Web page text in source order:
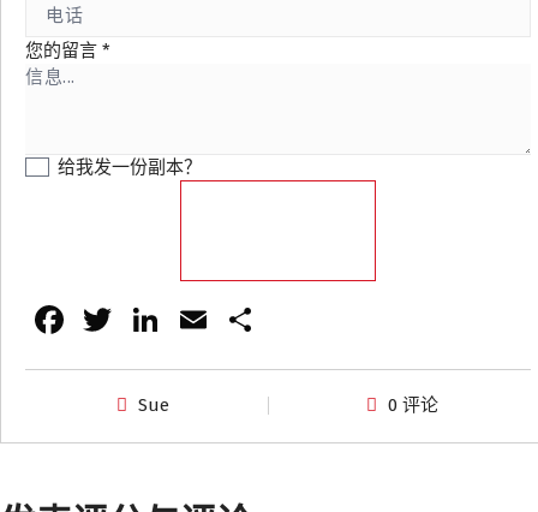
您的留言 *
给我发一份副本？
Fa
ce
o
T
wi
tt
er
Li
n
k
e
E
m
l
享
Sue 0 评论